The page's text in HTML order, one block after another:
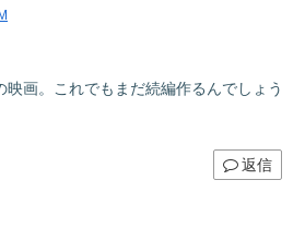
映画。これでもまだ続編作るんでしょう
返信